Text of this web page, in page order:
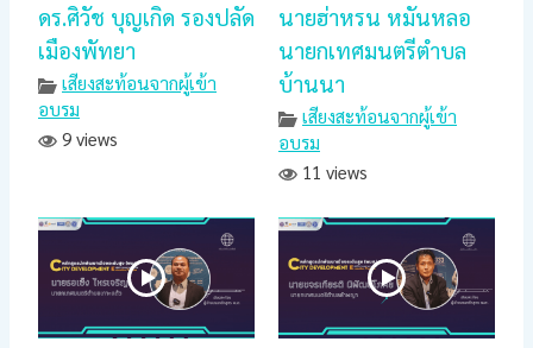
ดร.ศิวัช บุญเกิด รองปลัด
เมืองพัทยา
เสียงสะท้อนจากผู้เข้า
อบรม
9 views
นายฮ่าหรน หมันหลอ
นายกเทศมนตรีตำบล
บ้านนา
เสียงสะท้อนจากผู้เข้า
อบรม
11 views